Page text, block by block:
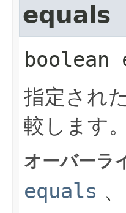
equals
boolean
指定され
較します。
オーバーラ
equals